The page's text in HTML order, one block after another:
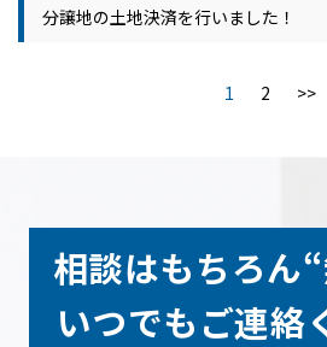
分譲地の土地決済を行いました！
1 2 >>
相談はもちろん
いつでもご連絡